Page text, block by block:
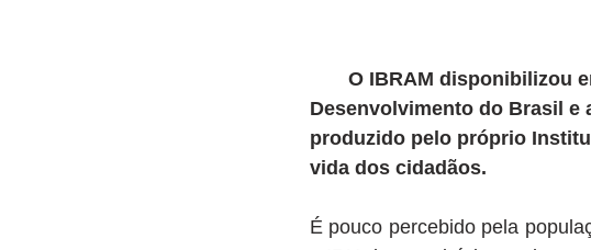
O IBRAM disponibilizou
Desenvolvimento do Brasil e
produzido pelo próprio
vida dos cidadãos.
É pouco percebido pela